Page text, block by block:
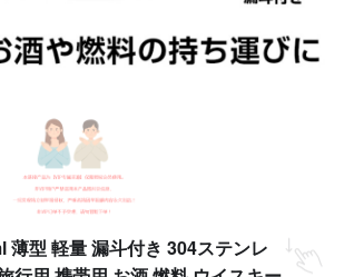
薄型 軽量 漏斗付き 304ステンレ